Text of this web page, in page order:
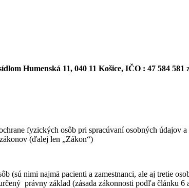
Humenská 11, 040 11 Košice, IČO : 47 584 581
fyzických osôb pri spracúvaní osobných údajov
(ďalej len „Zákon“)
(sú nimi najmä pacienti a zamestnanci, ale aj tretie
právny základ (zásada zákonnosti podľa článku 6